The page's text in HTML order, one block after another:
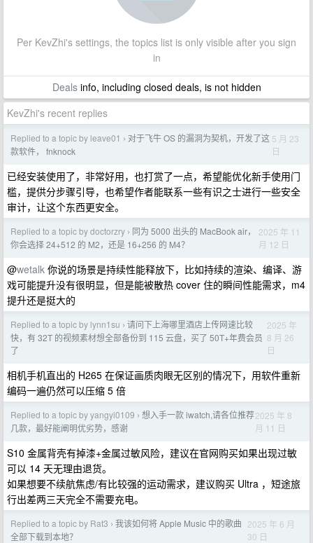
Per KevZhi's settings, the topics list is only visible after you sign
in
Dealsinfo, including closed deals, is not hidden
KevZhi's recent replies
Replied to a topic by leave01 › 对于飞牛 OS 的漏洞为契机，开发了这
款软件， fnknock
5 月 23
日
已经安装使用了，非常好用，也打赏了一点，希望能优化新手使用门
槛，提供分步骤引导，也希望作者能联系一些有识之士进行一些安全
审计，让这个东西更安全。
Replied to a topic by doctorzry › 同为 5000 出头的 MacBook air，
你会选择 24+512 的 M2，还是 16+256 的 M4？
2025 年 11
月 12 日
@wetalk 你说的场景是持续性能释放下，比如持续的渲染、编译、游
戏可能提升没有很明显，但是能被散热 cover 住的瞬间性能需求，m4
提升还是挺大的
Replied to a topic by lynn1su › 请问下上海哪里酒店上传网速比较
快，有 32T 的视频素材想全部备份到 115 云盘，买了 50T+年费会员
了
2025 年
8 月 26
日
相机手机直出的 H265 在保证画质肉眼无区别的情况下，用软件重新
编码一遍仍然可以压缩 5 倍
Replied to a topic by yangyi0109 › 想入手一款 iwatch,请各位推荐
几款，最好能阐明优劣势，感谢
2025 年 8
月 11 日
S10 金属背壳有掉漆+金属过敏风险，建议在官网购买如果出现过敏
可以 14 天无理由退货。
如果想要不续航焦虑/有比较强的运动需求，建议购买 Ultra ，短途旅
行出差两三天完全不需要充电。
Replied to a topic by Rat3 › 我该如何将 Apple Music 中的歌曲
全部下载到本地？
2025 年 6 月
30 日